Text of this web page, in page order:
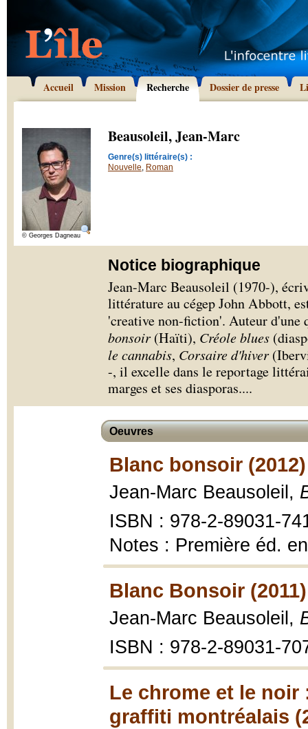
Accueil Mission Recherche Dossier de presse
© Georges Dagneau
Beausoleil, Jean-Marc
Genre(s) littéraire(s) :
Nouvelle, Roman
Notice biographique
Jean-Marc Beausoleil (1970-),
littérature au cégep John Abbott,
'creative non-fiction'. Auteur
bonsoir(Haïti), Créole blues
le cannabis, Corsaire d'hiver
-, il excelle dans le reportage
marges et ses diasporas....
Oeuvres
Blanc bonsoir (2012)
Jean-Marc Beausoleil,
ISBN : 978-2-89031-
Notes : Première éd.
Blanc Bonsoir (2011)
Jean-Marc Beausoleil,
ISBN : 978-2-89031-
Le chrome et le
graffiti montréalais